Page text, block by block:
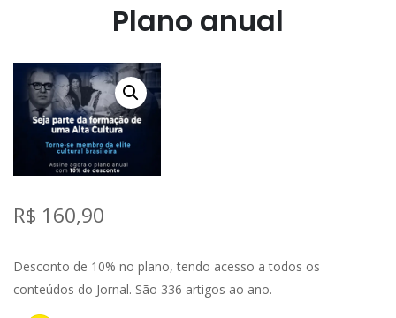
Plano anual
R$ 160,90
Desconto de 10% no plano, tendo acesso a todos os
conteúdos do Jornal. São 336 artigos ao ano.